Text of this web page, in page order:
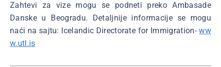
Zahtevi za vize mogu se podneti preko Ambasade
Danske u Beogradu. Detaljnije informacije se mogu
naći na sajtu: Icelandic Directorate for Immigration-ww
w.utl.is